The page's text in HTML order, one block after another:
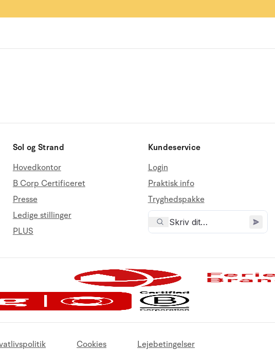
Sol og Strand
Hovedkontor
B Corp Certificeret
Presse
Ledige stillinger
PLUS
Kundeservice
Login
Praktisk info
Tryghedspakke
Cookies Lejebetingelser